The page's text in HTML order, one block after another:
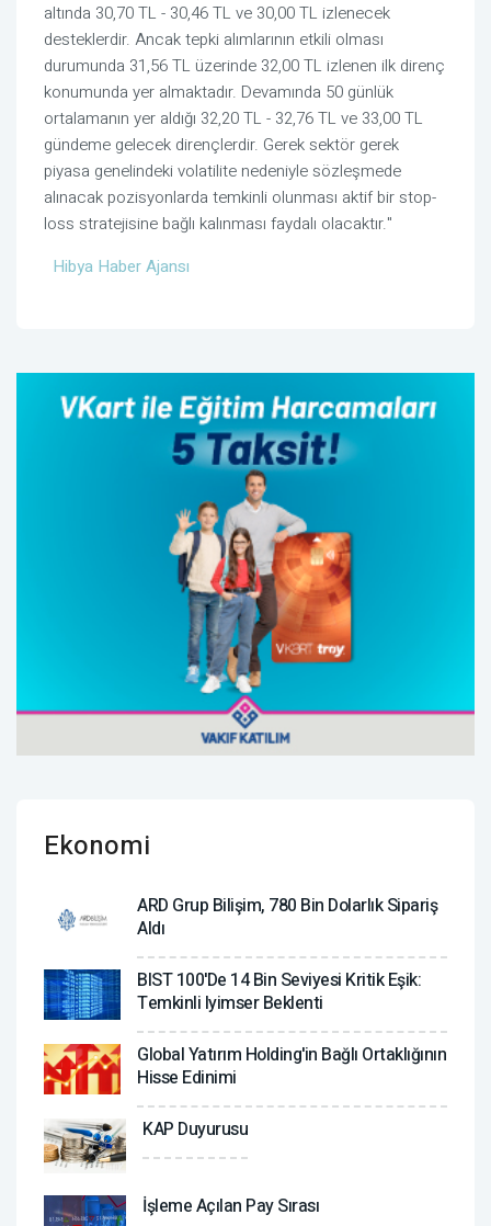
altında 30,70 TL - 30,46 TL ve 30,00 TL izlenecek
desteklerdir. Ancak tepki alımlarının etkili olması
durumunda 31,56 TL üzerinde 32,00 TL izlenen ilk direnç
konumunda yer almaktadır. Devamında 50 günlük
ortalamanın yer aldığı 32,20 TL - 32,76 TL ve 33,00 TL
gündeme gelecek dirençlerdir. Gerek sektör gerek
piyasa genelindeki volatilite nedeniyle sözleşmede
alınacak pozisyonlarda temkinli olunması aktif bir stop-
loss stratejisine bağlı kalınması faydalı olacaktır."
Hibya Haber Ajansı
Ekonomi
ARD Grup Bilişim, 780 Bin Dolarlık Sipariş
Aldı
BIST 100'de 14 Bin Seviyesi Kritik Eşik:
Temkinli Iyimser Beklenti
Global Yatırım Holding'in Bağlı Ortaklığının
Hisse Edinimi
KAP Duyurusu
İşleme Açılan Pay Sırası